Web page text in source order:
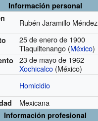
Información personal
Rubén Jaramillo Méndez
25 de enero de 1900
Tlaquiltenango (México)
23 de mayo de 1962
Xochicalco (México)
Homicidio
Mexicana
Información profesional